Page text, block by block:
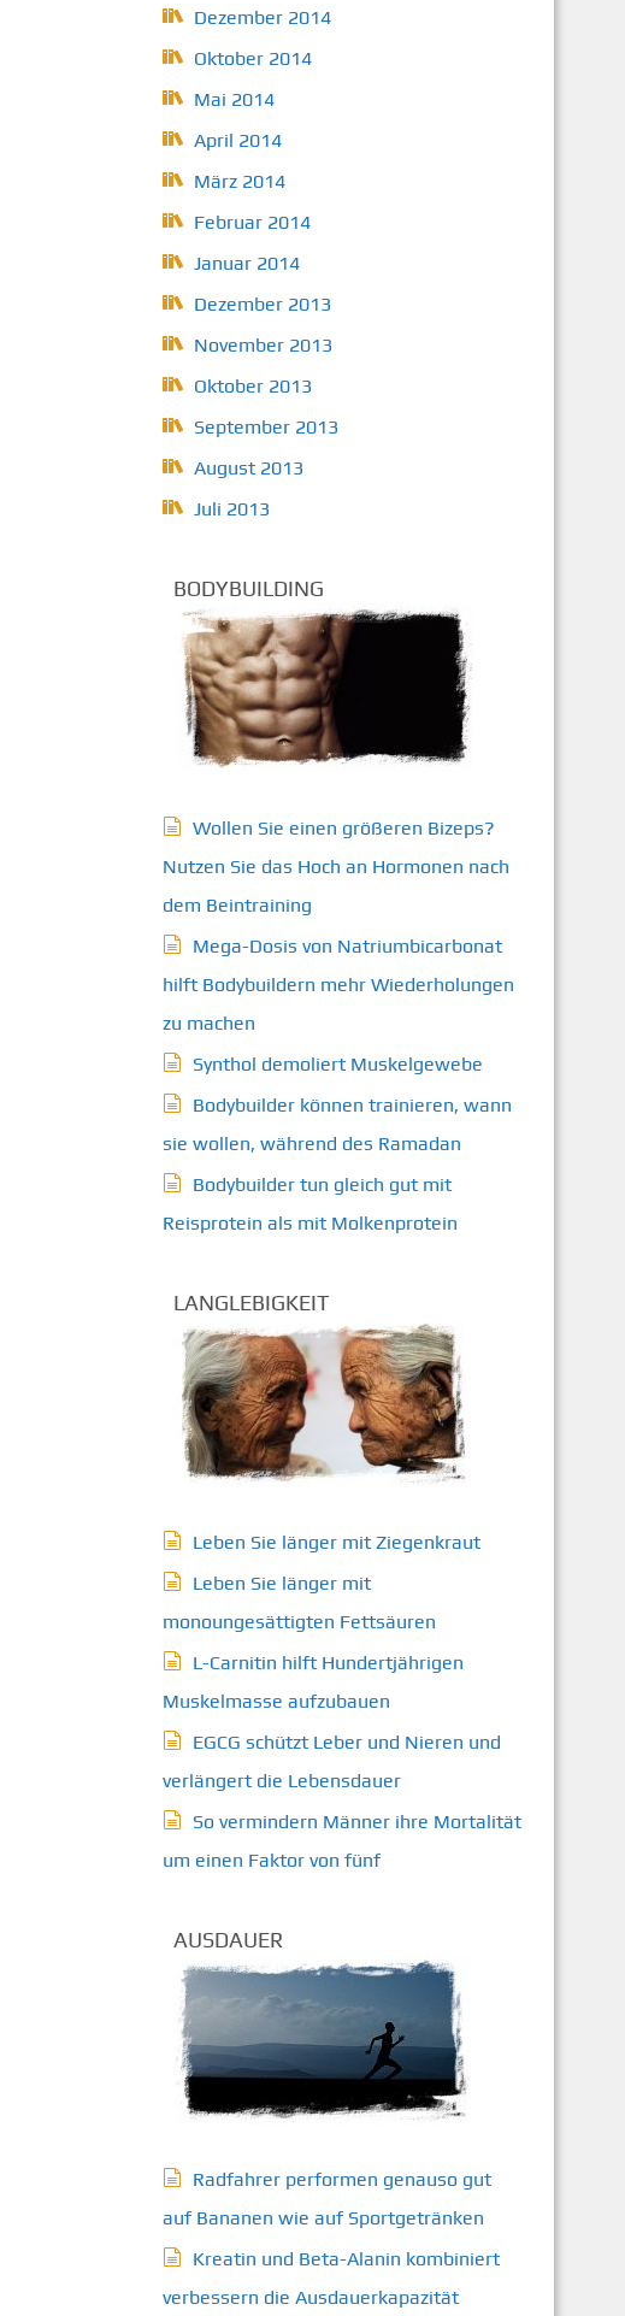
Dezember 2014
Oktober 2014
Mai 2014
April 2014
März 2014
Februar 2014
Januar 2014
Dezember 2013
November 2013
Oktober 2013
September 2013
August 2013
Juli 2013
BODYBUILDING
Wollen Sie einen größeren Bizeps?
Nutzen Sie das Hoch an Hormonen nach
dem Beintraining
Mega-Dosis von Natriumbicarbonat
hilft Bodybuildern mehr Wiederholungen
zu machen
Synthol demoliert Muskelgewebe
Bodybuilder können trainieren, wann
sie wollen, während des Ramadan
Bodybuilder tun gleich gut mit
Reisprotein als mit Molkenprotein
LANGLEBIGKEIT
Leben Sie länger mit Ziegenkraut
Leben Sie länger mit
monoungesättigten Fettsäuren
L-Carnitin hilft Hundertjährigen
Muskelmasse aufzubauen
EGCG schützt Leber und Nieren und
verlängert die Lebensdauer
So vermindern Männer ihre Mortalität
um einen Faktor von fünf
AUSDAUER
Radfahrer performen genauso gut
auf Bananen wie auf Sportgetränken
Kreatin und Beta-Alanin kombiniert
verbessern die Ausdauerkapazität